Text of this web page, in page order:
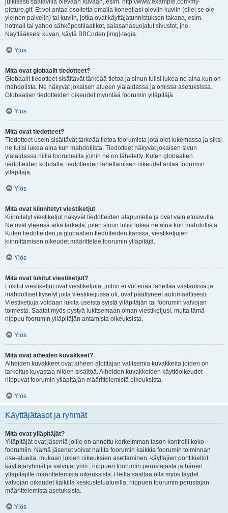
julkisesti saatavilla olevaan kuvaan, esim. http://www.example.com/my-
picture.gif. Et voi antaa osoitetta omalla koneellasi oleviin kuviin (ellei se ole
yleinen palvelin) tai kuviin, jotka ovat käyttäjätunnistuksen takana, esim.
hotmail tai yahoo sähköpostilaatikot, salasanasuojatut sivustot, jne.
Näyttääksesi kuvan, käytä BBCoden [img]-tagia.
Ylös
Mitä ovat globaalit tiedotteet?
Globaalit tiedotteet sisältävät tärkeää tietoa ja sinun tulisi lukea ne aina kun on
mahdolista. Ne näkyvät jokaisen alueen ylälaidassa ja omissa asetuksissa.
Globaalien tiedotteiden oikeudet myöntää foorumin ylläpitäjä.
Ylös
Mitä ovat tiedotteet?
Tiedotteet usein sisältävät tärkeää tietoa foorumista jota olet lukemassa ja siksi
ne tulisi lukea aina kun mahdollista. Tiedotteet näkyvät jokaisen sivun
ylälaidassa niillä foorumeilla joihin ne on lähetetty. Kuten globaalien
tiedotteiden kohdalla, tiedotteiden lähettämisen oikeudet antaa foorumin
ylläpitäjä.
Ylös
Mitä ovat kiinnitetyt viestiketjut
Kiinnitetyt viestiketjut näkyvät tiedotteiden alapuolella ja ovat vain etusivulla.
Ne ovat yleensä aika tärkeitä, joten sinun tulisi lukea ne aina kun mahdollista.
Kuten tiedotteiden ja globaalien tiedotteiden kanssa, viestiketjujen
kiinnittämisen oikeudet määrittelee foorumin ylläpitäjä.
Ylös
Mitä ovat lukitut viestiketjut?
Lukitut viestiketjut ovat viestiketjuja, joihin ei voi enää lähettää vastauksia ja
mahdolliset kyselyt joita viestiketjussa oli, ovat päättyneet automaattisesti.
Viestiketjuja voidaan lukita useista syistä ylläpitäjän tai foorumin valvojan
toimesta. Saatat myös pystyä lukitsemaan oman viestiketjusi, mutta tämä
riippuu foorumin ylläpitäjän antamista oikeuksista.
Ylös
Mitä ovat aiheiden kuvakkeet?
Aiheiden kuvakkeet ovat aiheen aloittajan valitsemia kuvakkeita joiden on
tarkoitus kuvastaa niiden sisältöä. Aiheiden kuvakkeiden käyttöoikeudet
riippuvat foorumin ylläpitäjän määrittelemistä oikeuksista.
Ylös
Käyttäjätasot ja ryhmät
Mitä ovat ylläpitäjät?
Ylläpitäjät ovat jäseniä joille on annettu korkeimman tason kontrolli koko
foorumiin. Nämä jäsenet voivat hallita foorumin kaikkia foorumin toiminnan
osa-alueita, mukaan lukien oikeuksien asettaminen, käyttäjien porttikiellot,
käyttäjäryhmät ja valvojat yms., riippuen foorumin perustajasta ja hänen
ylläpitäjille määrittelemistä oikeuksista. Heillä saattaa olla myös täydet
valvojan oikeudet kaikilla keskustelualueilla, riippuen foorumin perustajan
määrittelemistä asetuksista.
Ylös